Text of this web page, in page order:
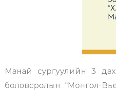
Манай сургуулийн 3
боловсролын “Монгол-